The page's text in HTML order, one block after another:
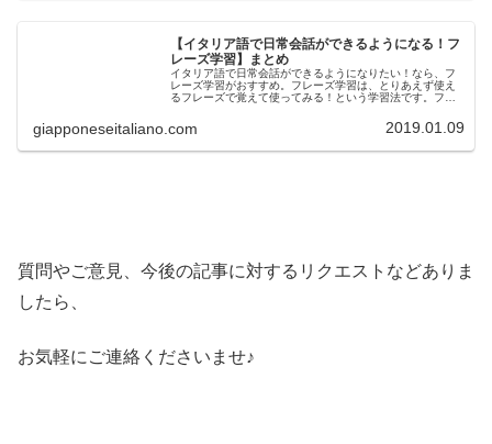
【イタリア語で日常会話ができるようになる！フ
レーズ学習】まとめ
イタリア語で日常会話ができるようになりたい！なら、フ
レーズ学習がおすすめ。フレーズ学習は、とりあえず使え
るフレーズで覚えて使ってみる！という学習法です。フレ
giapponeseitaliano.com 2019.01.09
質問やご意見、今後の記事に対するリクエストなどありま
したら、
お気軽にご連絡くださいませ♪